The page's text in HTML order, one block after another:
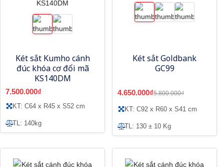
Két sắt Kumho cánh
đúc khóa cơ đổi mã
KS140DM
7.500.000₫
KT: C64 x R45 x S52 cm
TL: 140kg
Két sắt Goldbank
GC99
4.650.000₫5.800.000₫
KT: C92 x R60 x S41 cm
TL: 130 ± 10 Kg